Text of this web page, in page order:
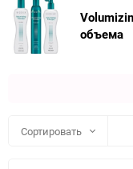
объема
Сортировать